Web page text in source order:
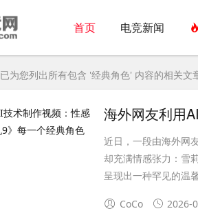
首页 电竞新闻
已为您列出所有包含 '经典角色' 内容的相关文
近日，一段由海外网
却充满情感张力：雪
呈现出一种罕见的温
CoCo 2026-